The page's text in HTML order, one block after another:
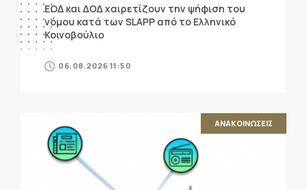
ΕΟΔ και ΔΟΔ χαιρετίζουν την ψήφιση του
νόμου κατά των SLAPP από το Ελληνικό
Κοινοβούλιο
06.08.2026 11:50
ΑΝΑΚΟΙΝΩΣΕΙΣ